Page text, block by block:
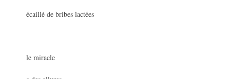
écaillé de bribes lactées
le miracle